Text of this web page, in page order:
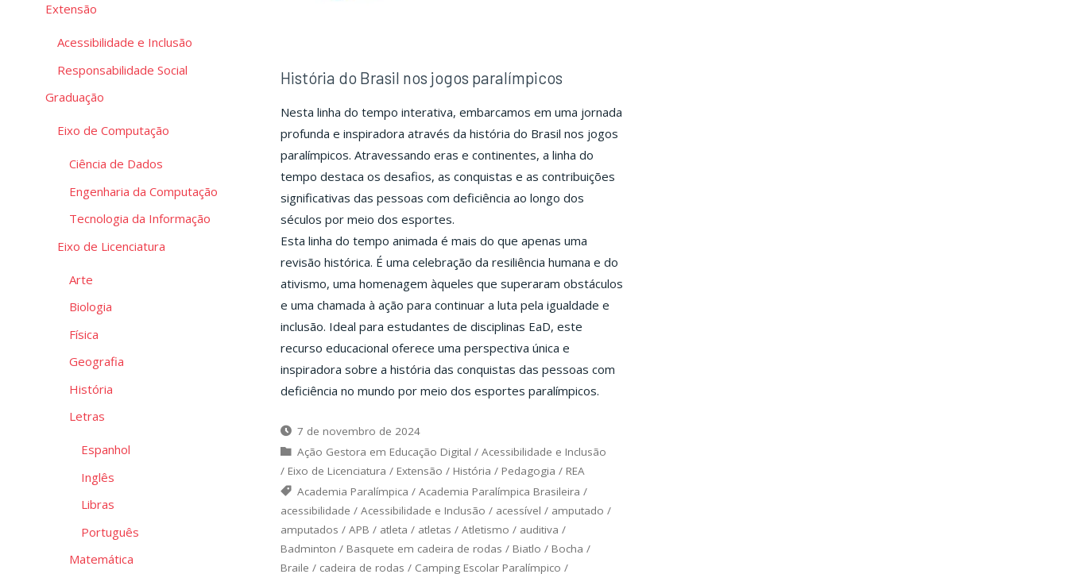
História do Brasil nos jogos paralímpicos
Nesta linha do tempo interativa, embarcamos em uma jornada
profunda e inspiradora através da história do Brasil nos jogos
paralímpicos. Atravessando eras e continentes, a linha do
tempo destaca os desafios, as conquistas e as contribuições
significativas das pessoas com deficiência ao longo dos
séculos por meio dos esportes.
Esta linha do tempo animada é mais do que apenas uma
revisão histórica. É uma celebração da resiliência humana e do
ativismo, uma homenagem àqueles que superaram obstáculos
e uma chamada à ação para continuar a luta pela igualdade e
inclusão. Ideal para estudantes de disciplinas EaD, este
recurso educacional oferece uma perspectiva única e
inspiradora sobre a história das conquistas das pessoas com
deficiência no mundo por meio dos esportes paralímpicos.
7 de novembro de 2024
Ação Gestora em Educação Digital /Acessibilidade e Inclusão
/ Eixo de Licenciatura / Extensão / História / Pedagogia / REA
Academia Paralímpica /Academia Paralímpica Brasileira /
acessibilidade / Acessibilidade e Inclusão / acessível / amputado /
amputados / APB / atleta / atletas / Atletismo / auditiva /
Badminton / Basquete em cadeira de rodas / Biatlo / Bocha /
Braile / cadeira de rodas / Camping Escolar Paralímpico /
Extensão
Acessibilidade e Inclusão
Responsabilidade Social
Graduação
Eixo de Computação
Ciência de Dados
Engenharia da Computação
Tecnologia da Informação
Eixo de Licenciatura
Arte
Biologia
Física
Geografia
História
Letras
Espanhol
Inglês
Libras
Português
Matemática